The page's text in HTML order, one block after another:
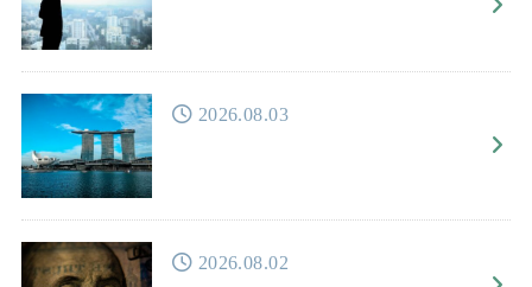
2026.08.03
2026.08.02